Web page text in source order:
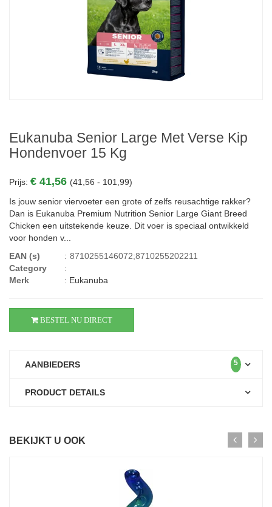
Eukanuba Senior Large Met Verse Kip
Hondenvoer 15 Kg
Prijs: € 41,56 (41,56 - 101,99)
Is jouw senior viervoeter een grote of zelfs reusachtige rakker?
Dan is Eukanuba Premium Nutrition Senior Large Giant Breed
Chicken een uitstekende keuze. Dit voer is speciaal ontwikkeld
voor honden v...
EAN (s)
: 8710255146072;8710255202211
Category
:
Merk
: Eukanuba
BESTEL NU DIRECT
AANBIEDERS 5
PRODUCT DETAILS
BEKIJKT U OOK